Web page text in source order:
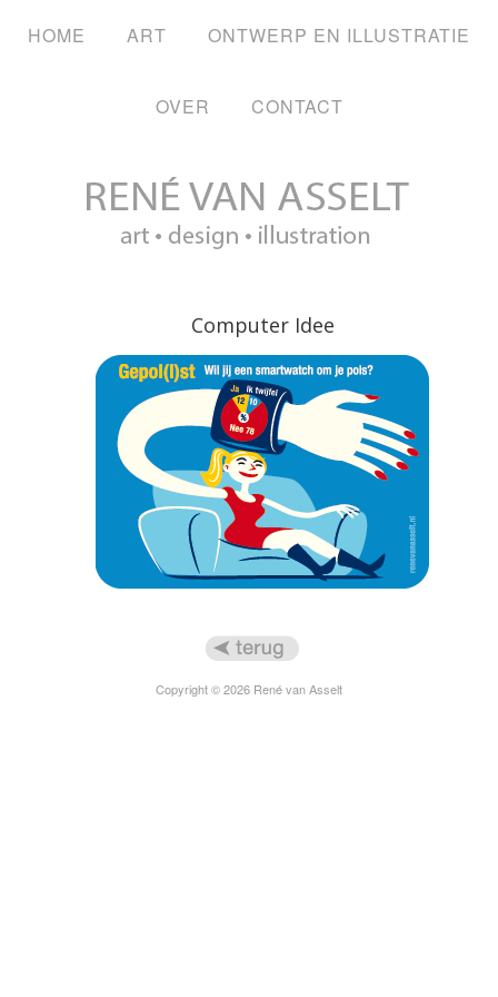
HOME ART ONTWERP EN ILLUSTRATIE
OVER CONTACT
Computer Idee
Copyright © 2026 René van Asselt